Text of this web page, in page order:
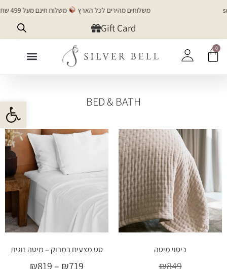
משלוחים מהירים לכל הארץ משלוח חינם מעל 499 שח בכל קנייה!
Gift Card
0
BED & BATH
כיסוי מיטה
₪849
סט מצעים במבוק – מיטה זוגית
₪719
–
₪819